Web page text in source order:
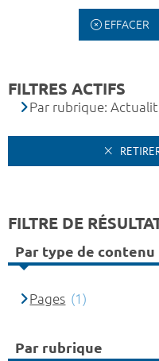
EFFACER
FILTRES ACTIFS
Par rubrique:
FILTRE DE
Par type de contenu
Pages (1)
Par rubrique